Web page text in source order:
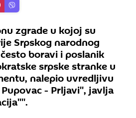
zgrade u kojoj su
Srpskog narodnog
boravi i poslanik
srpske stranke u
nalepio uvredljivu
- Prljavi'', javlja